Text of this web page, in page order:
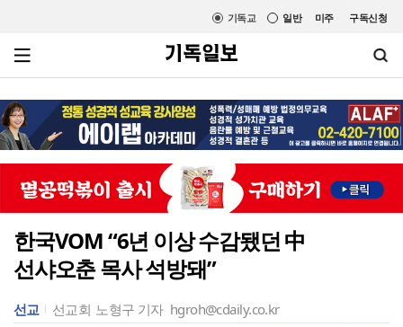
미주 구독신청
일반
기독교
한국VOM “6년 이상 수감됐던 中
선샤오춘 목사 석방돼”
선교 선교회 노형구 기자 hgroh@cdaily.co.kr